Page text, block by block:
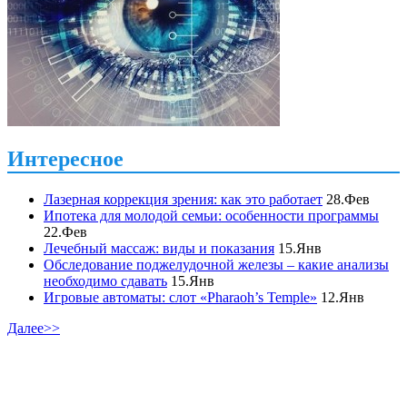
Интересное
Лазерная коррекция зрения: как это работает 28.Фев
Ипотека для молодой семьи: особенности программы
22.Фев
Лечебный массаж: виды и показания 15.Янв
Обследование поджелудочной железы – какие анализы
необходимо сдавать 15.Янв
Игровые автоматы: слот «Pharaoh’s Temple» 12.Янв
Далее>>